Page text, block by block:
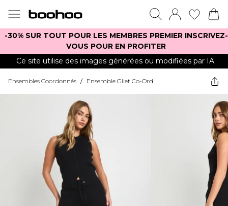
-30% SUR TOUT POUR LES MEMBRES PREMIER INSCRIVEZ-
VOUS POUR EN PROFITER
Ce site utilise des images générées ou modifiées par IA.
Ensembles Coordonnés / Ensemble Gilet Co-Ord